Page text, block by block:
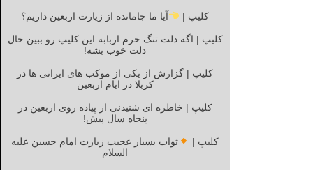
کلیپ | آیا ما جامانده از زیارت اربعین داریم؟
کلیپ | اگه دلت تنگ حرم اربابه این کلیپ رو ببین حال
دلت خوب بشه!
کلیپ | گزارش از یکی از موکب های ایرانی ها در
کربلا در ایام اربعین
کلیپ | خاطره ای شنیدنی از پیاده روی اربعین در
پنجاه سال پیش!
کلیپ |
ثواب بسیار عجیب زیارت امام حسین علیه
السلام